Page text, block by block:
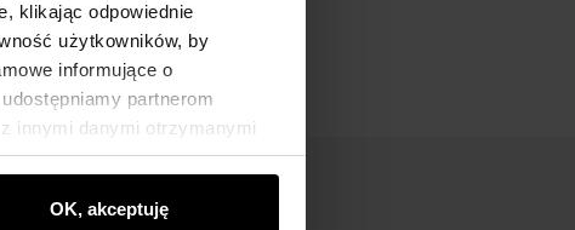
klikając odpowiednie
użytkowników, by
informujące o
partnerom
innymi danymi otrzymanymi
OK, akceptuję